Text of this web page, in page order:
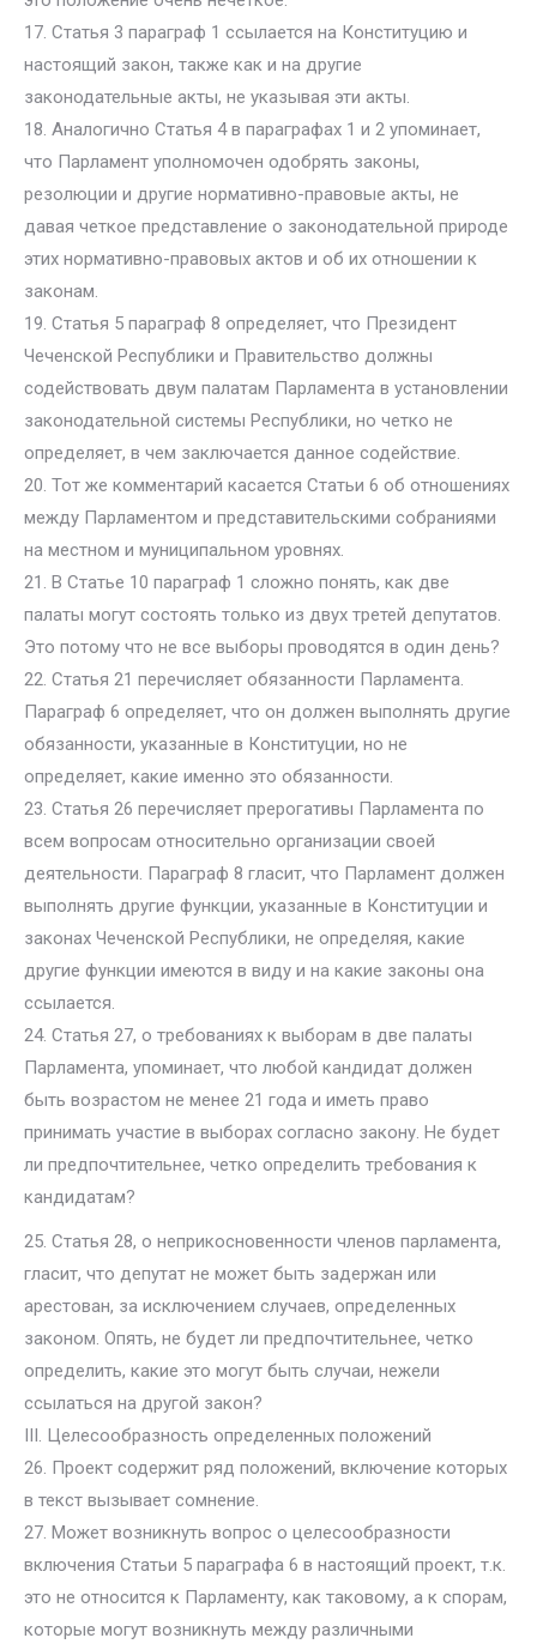
17. Статья 3 параграф 1 ссылается на Конституцию и
настоящий закон, также как и на другие
законодательные акты, не указывая эти акты.
18. Аналогично Статья 4 в параграфах 1 и 2 упоминает,
что Парламент уполномочен одобрять законы,
резолюции и другие нормативно-правовые акты, не
давая четкое представление о законодательной природе
этих нормативно-правовых актов и об их отношении к
законам.
19. Статья 5 параграф 8 определяет, что Президент
Чеченской Республики и Правительство должны
содействовать двум палатам Парламента в установлении
законодательной системы Республики, но четко не
определяет, в чем заключается данное содействие.
20. Тот же комментарий касается Статьи 6 об отношениях
между Парламентом и представительскими собраниями
на местном и муниципальном уровнях.
21. В Статье 10 параграф 1 сложно понять, как две
палаты могут состоять только из двух третей депутатов.
Это потому что не все выборы проводятся в один день?
22. Статья 21 перечисляет обязанности Парламента.
Параграф 6 определяет, что он должен выполнять другие
обязанности, указанные в Конституции, но не
определяет, какие именно это обязанности.
23. Статья 26 перечисляет прерогативы Парламента по
всем вопросам относительно организации своей
деятельности. Параграф 8 гласит, что Парламент должен
выполнять другие функции, указанные в Конституции и
законах Чеченской Республики, не определяя, какие
другие функции имеются в виду и на какие законы она
ссылается.
24. Статья 27, о требованиях к выборам в две палаты
Парламента, упоминает, что любой кандидат должен
быть возрастом не менее 21 года и иметь право
принимать участие в выборах согласно закону. Не будет
ли предпочтительнее, четко определить требования к
кандидатам?
25. Статья 28, о неприкосновенности членов парламента,
гласит, что депутат не может быть задержан или
арестован, за исключением случаев, определенных
законом. Опять, не будет ли предпочтительнее, четко
определить, какие это могут быть случаи, нежели
ссылаться на другой закон?
III. Целесообразность определенных положений
26. Проект содержит ряд положений, включение которых
в текст вызывает сомнение.
27. Может возникнуть вопрос о целесообразности
включения Статьи 5 параграфа 6 в настоящий проект, т.к.
это не относится к Парламенту, как таковому, а к спорам,
которые могут возникнуть между различными